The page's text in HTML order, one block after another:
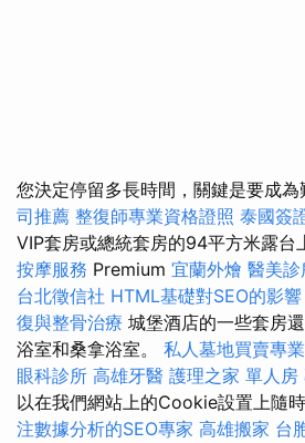
您決定停留多長時間，關鍵是要成為
司推薦 整復師專業資格證照 泰國簽
VIP套房或總統套房的94平方米露台
按摩服務 Premium 宜蘭外燴 醫美診
台北徵信社 HTML基礎對SEO的影響
復與整骨治療 城堡酒店的一些套房
浴室和桑拿浴室。 私人墓地買賣專
眼科診所 高雄牙醫 護理之家 單人房
以在我們網站上的Cookie設置上隨
注數據分析的SEO專家 高雄搬家 台